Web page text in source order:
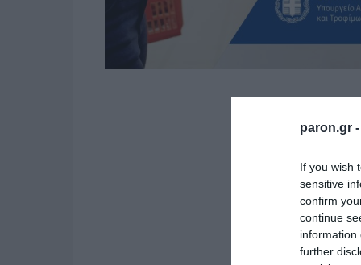
paron.gr -
If you wish
sensitive
confirm
continue
information
further